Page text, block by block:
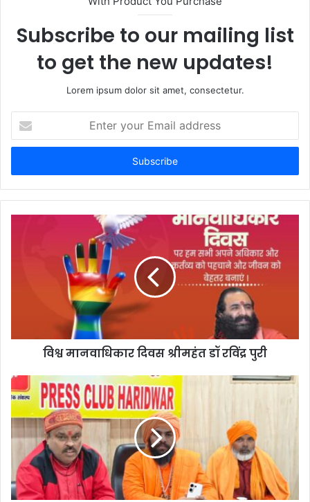
e
Subscribe to our mailing list
to get the new updates!
Lorem ipsum dolor sit amet, consectetur.
t
r
y
e
s
s
विश्व मानवाधिकार दिवस श्रीमहंत डॉ रविंद्र पुरी